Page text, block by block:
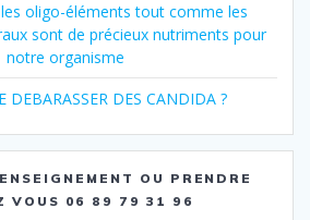
oligo-éléments tout comme les
sont de précieux nutriments pour
notre organisme
DEBARASSER DES CANDIDA ?
OU PRENDRE
VOUS 06 89 79 31 96